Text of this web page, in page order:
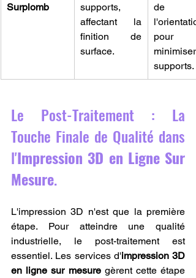
Surplomb
supports,
affectant la
finition de
surface.
de
pour
supports.
Le Post-Traitement : La
Touche Finale de Qualité dans
l'Impression 3D en Ligne Sur
Mesure.
L'impression 3D n'est que la première
étape. Pour atteindre une qualité
industrielle, le post-traitement est
essentiel. Les services d'impression 3D
en ligne sur mesure gèrent cette étape